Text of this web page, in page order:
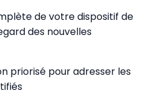
de votre dispositif de
des nouvelles
priorisé pour adresser les